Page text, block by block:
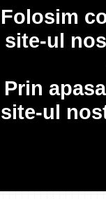
Folosim
site-ul
Prin
site-ul